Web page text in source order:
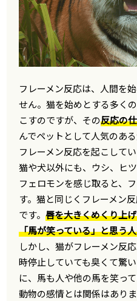
フレーメン反応は、人間を
せん。猫を始めとする多く
こすのですが、その反応の
んでペットとして人気のあ
フレーメン反応を起こして
猫や犬以外にも、ウシ、ヒ
フェロモンを感じ取ると、
す。猫と同じくフレーメン
です。唇を大きくめくり上
「馬が笑っている」と思う
しかし、猫がフレーメン反
時停止していても臭くて驚
に、馬も人や他の馬を笑っ
動物の感情とは関係はあり